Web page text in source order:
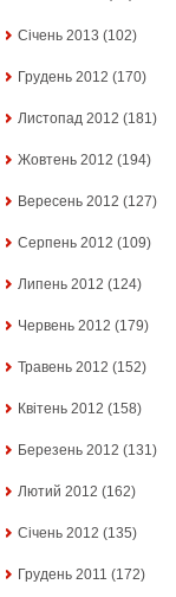
Січень 2013 (102)
Грудень 2012 (170)
Листопад 2012 (181)
Жовтень 2012 (194)
Вересень 2012 (127)
Серпень 2012 (109)
Липень 2012 (124)
Червень 2012 (179)
Травень 2012 (152)
Квітень 2012 (158)
Березень 2012 (131)
Лютий 2012 (162)
Січень 2012 (135)
Грудень 2011 (172)